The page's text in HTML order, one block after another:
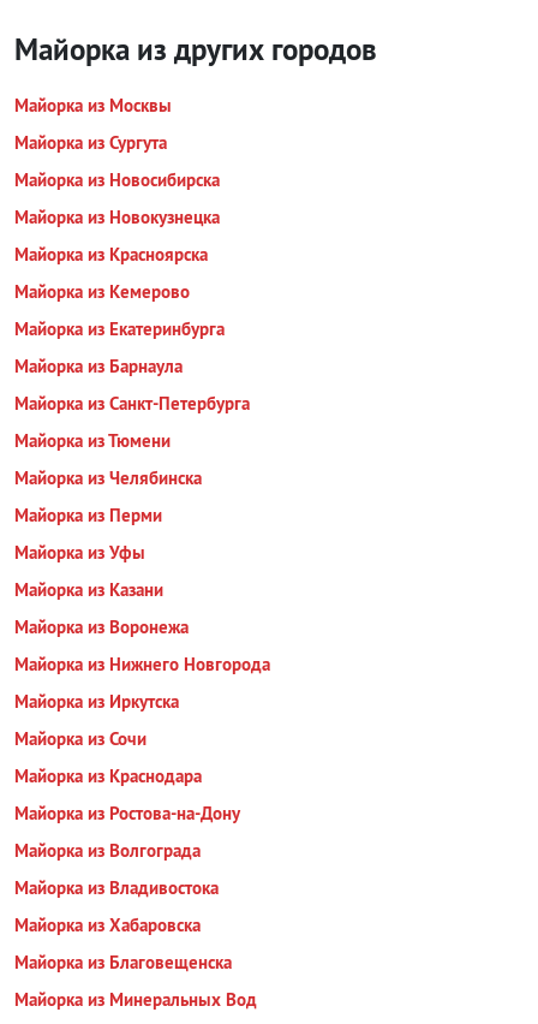
Майорка из других городов
Майорка из Москвы
Майорка из Сургута
Майорка из Новосибирска
Майорка из Новокузнецка
Майорка из Красноярска
Майорка из Кемерово
Майорка из Екатеринбурга
Майорка из Барнаула
Майорка из Санкт-Петербурга
Майорка из Тюмени
Майорка из Челябинска
Майорка из Перми
Майорка из Уфы
Майорка из Казани
Майорка из Воронежа
Майорка из Нижнего Новгорода
Майорка из Иркутска
Майорка из Сочи
Майорка из Краснодара
Майорка из Ростова-на-Дону
Майорка из Волгограда
Майорка из Владивостока
Майорка из Хабаровска
Майорка из Благовещенска
Майорка из Минеральных Вод